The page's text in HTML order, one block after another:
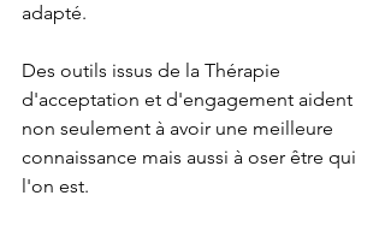
adapté.
Des outils issus de la Thérapie
d'acceptation et d'engagement aident
non seulement à avoir une meilleure
connaissance mais aussi à oser être qui
l'on est.